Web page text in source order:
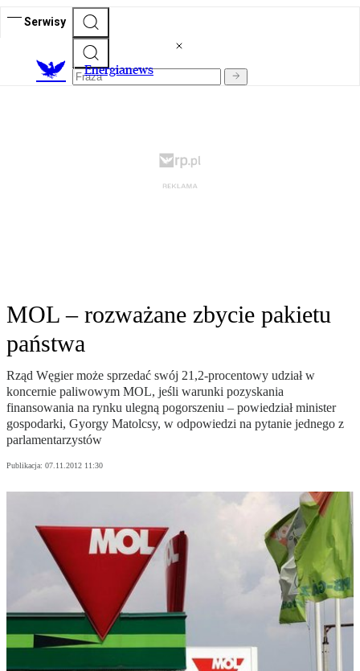
Serwisy
Energianews
MOL – rozważane zbycie pakietu
państwa
Rząd Węgier może sprzedać swój 21,2-procentowy udział w
koncernie paliwowym MOL, jeśli warunki pozyskania
finansowania na rynku ulegną pogorszeniu – powiedział minister
gospodarki, Gyorgy Matolcsy, w odpowiedzi na pytanie jednego z
parlamentarzystów
Publikacja: 07.11.2012 11:30